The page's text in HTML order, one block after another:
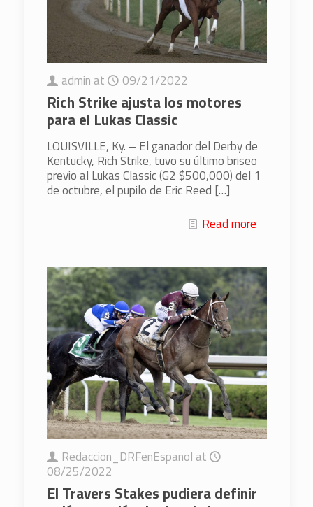
admin at 09/21/2022
Rich Strike ajusta los motores
para el Lukas Classic
LOUISVILLE, Ky. – El ganador del Derby de
Kentucky, Rich Strike, tuvo su último briseo
previo al Lukas Classic (G2 $500,000) del 1
de octubre, el pupilo de Eric Reed […]
Read more
Redaccion_DRFenEspanol at
08/25/2022
El Travers Stakes pudiera definir